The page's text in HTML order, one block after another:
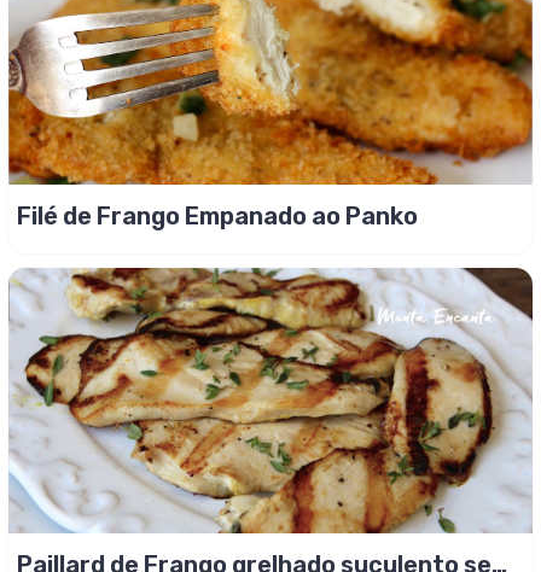
Filé de Frango Empanado ao Panko
Paillard de Frango grelhado suculento sem